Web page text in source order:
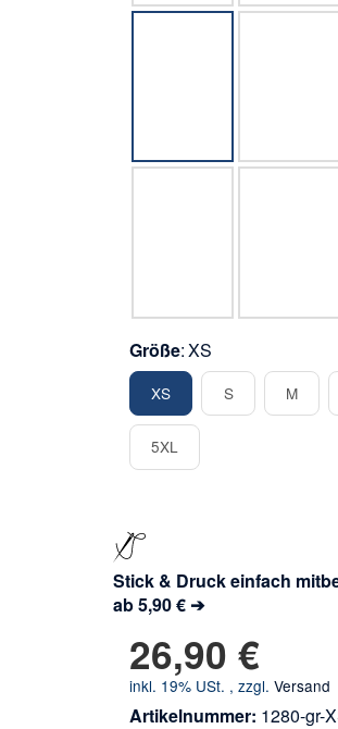
rot orange
grau anthrazit
weiß royal
Größe XS
XSXS SS MM
5XL
Stick & Druck einfach
ab 5,90 € ➔
26,90 €
inkl. 19% USt. , zzgl. Versand
Artikelnummer: 1280-gr-